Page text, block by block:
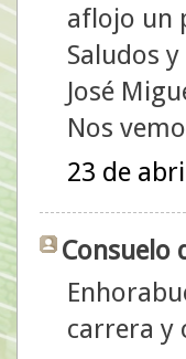
aflojo un
Saludos
José
Nos
23 de
Consuelo
carrera y